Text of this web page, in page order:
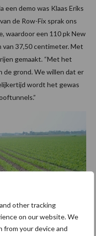
other tracking
on our website. We
from your device and
een demo was Klaas Eriks
de Row-Fix sprak ons
waardoor een 110 pk New
van 37,50 centimeter. Met
gemaakt. “Met het
de grond. We willen dat er
wordt het gewas